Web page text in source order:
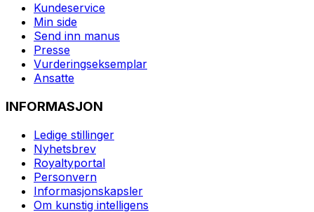
Kundeservice
Min side
Send inn manus
Presse
Vurderingseksemplar
Ansatte
INFORMASJON
Ledige stillinger
Nyhetsbrev
Royaltyportal
Personvern
Informasjonskapsler
Om kunstig intelligens